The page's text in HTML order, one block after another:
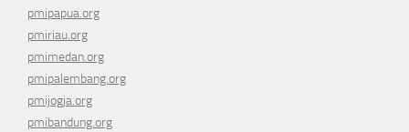
pmipapua.org
pmiriau.org
pmimedan.org
pmipalembang.org
pmijogja.org
pmibandung.org